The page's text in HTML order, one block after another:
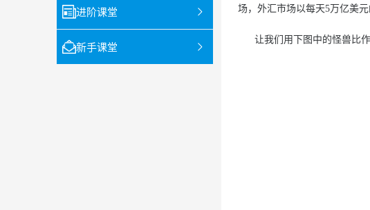
进阶课堂
新手课堂
场，外汇市场以每天5万亿美
让我们用下图中的怪兽比作